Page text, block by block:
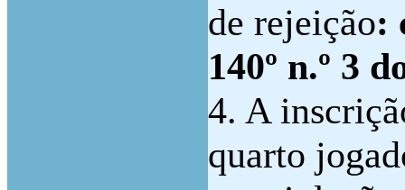
de rejeição:
140º n.º 3
4. A
quarto